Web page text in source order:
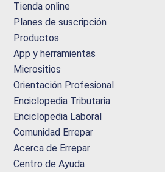
Tienda online
Planes de suscripción
Productos
App y herramientas
Micrositios
Orientación Profesional
Enciclopedia Tributaria
Enciclopedia Laboral
Comunidad Errepar
Acerca de Errepar
Centro de Ayuda